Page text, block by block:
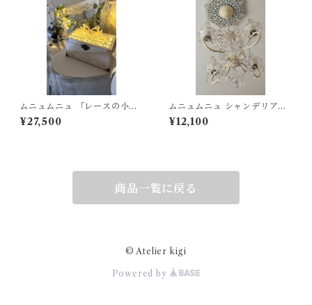
ムニュムニュ 「レースの小箱
に灯した秘密」LEDライト テ
ィッシュケース
¥27,500
ムニュムニュ シャンデリア
「真珠の夢」アイボリー メダ
リオン シャビー フレンチシャ
¥12,100
商品一覧に戻る
© Atelier kigi
Powered by